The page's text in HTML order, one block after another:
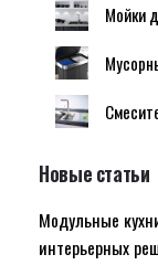
Мойки
Новые статьи
Модульные
интерьерных